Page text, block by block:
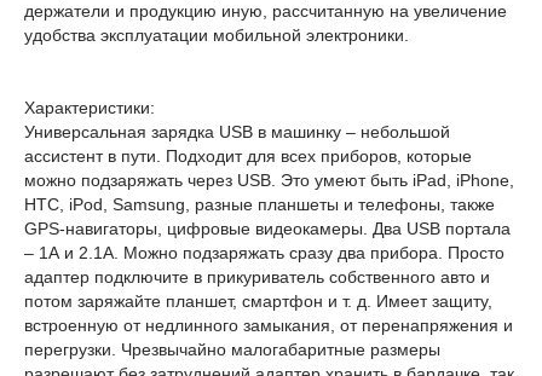
держатели и продукцию иную, рассчитанную на увеличение
удобства эксплуатации мобильной электроники.
Характеристики:
Универсальная зарядка USB в машинку – небольшой
ассистент в пути. Подходит для всех приборов, которые
можно подзаряжать через USB. Это умеют быть iPad, iPhone,
HTC, iPod, Samsung, разные планшеты и телефоны, также
GPS-навигаторы, цифровые видеокамеры. Два USB портала
– 1А и 2.1А. Можно подзаряжать сразу два прибора. Просто
адаптер подключите в прикуриватель собственного авто и
потом заряжайте планшет, смартфон и т. д. Имеет защиту,
встроенную от недлинного замыкания, от перенапряжения и
перегрузки. Чрезвычайно малогабаритные размеры